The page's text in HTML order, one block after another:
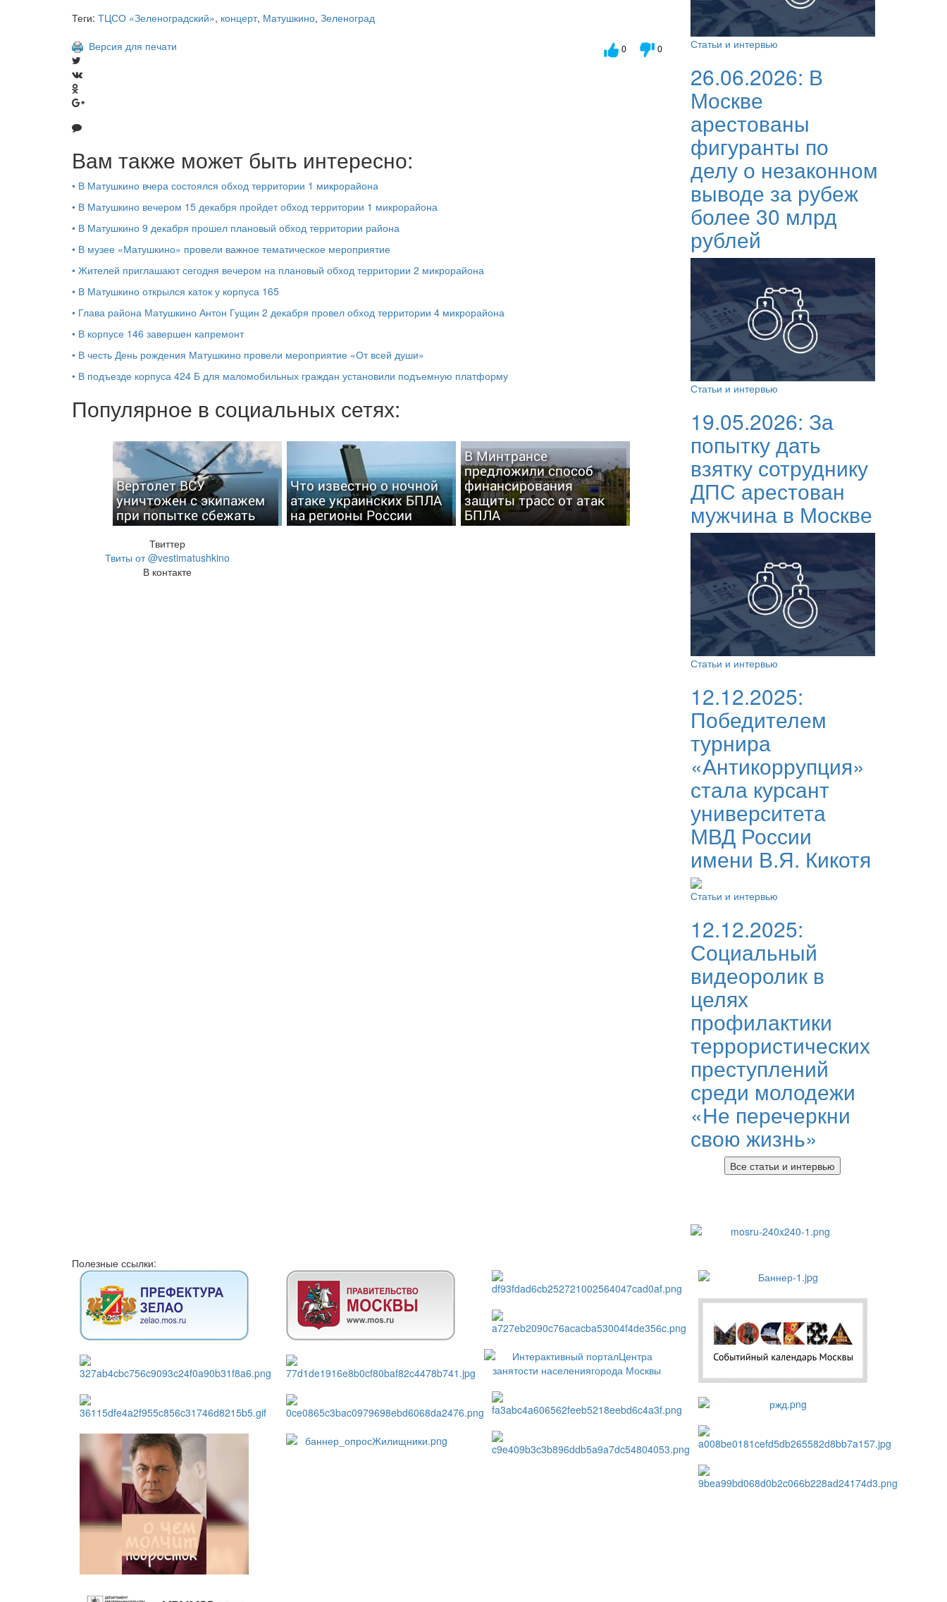
Теги: ТЦСО «Зеленоградский», концерт, Матушкино, Зеленоград
Версия для печати
0 0
Вам также может быть интересно:
• В Матушкино вчера состоялся обход территории 1 микрорайона
• В Матушкино вечером 15 декабря пройдет обход территории 1 микрорайона
• В Матушкино 9 декабря прошел плановый обход территории района
• В музее «Матушкино» провели важное тематическое мероприятие
• Жителей приглашают сегодня вечером на плановый обход территории 2 микрорайона
• В Матушкино открылся каток у корпуса 165
• Глава района Матушкино Антон Гущин 2 декабря провел обход территории 4 микрорайона
• В корпусе 146 завершен капремонт
• В честь День рождения Матушкино провели мероприятие «От всей души»
• В подъезде корпуса 424 Б для маломобильных граждан установили подъемную платформу
Популярное в социальных сетях:
Вертолет ВСУ
уничтожен с экипажем
при попытке сбежать
Что известно о ночной
атаке украинских БПЛА
на регионы России
В Минтрансе
предложили способ
финансирования
защиты трасс от атак
БПЛА
Твиттер
Твиты от @vestimatushkino
В контакте
Статьи и интервью
26.06.2026: В
Москве
арестованы
фигуранты по
делу о незаконном
выводе за рубеж
более 30 млрд
рублей
Статьи и интервью
19.05.2026: За
попытку дать
взятку сотруднику
ДПС арестован
мужчина в Москве
Статьи и интервью
12.12.2025:
Победителем
турнира
«Антикоррупция»
стала курсант
университета
МВД России
имени В.Я. Кикотя
Статьи и интервью
12.12.2025:
Социальный
видеоролик в
целях
профилактики
террористических
преступлений
среди молодежи
«Не перечеркни
свою жизнь»
Все статьи и интервью
Полезные ссылки: